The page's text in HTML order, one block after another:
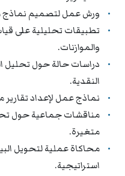
ورش عمل لتصميم نماذج
تطبيقات تحليلية على
والموازنات.
دراسات حالة حول تحليل
النقدية.
نماذج عمل لإعداد تقارير
مناقشات جماعية حول
متغيرة.
محاكاة عملية لتحويل
استراتيجية.